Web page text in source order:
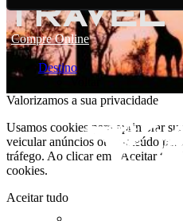
Compre Online
Destino
Valorizamos a sua privacidade
Usamos cookies para aprimorar
veicular anúncios ou conteúdo
tráfego. Ao clicar em "Aceitar
cookies.
Aceitar tudo